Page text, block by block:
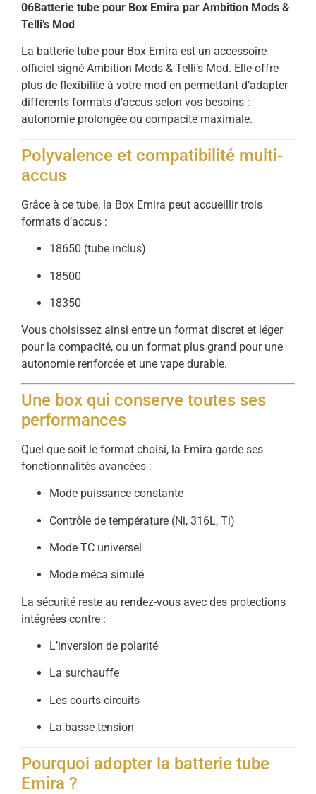
06Batterie tube pour Box Emira par Ambition Mods &
Telli’s Mod
La batterie tube pour Box Emira est un accessoire
officiel signé Ambition Mods & Telli’s Mod. Elle offre
plus de flexibilité à votre mod en permettant d’adapter
différents formats d’accus selon vos besoins :
autonomie prolongée ou compacité maximale.
Polyvalence et compatibilité multi-
accus
Grâce à ce tube, la Box Emira peut accueillir trois
formats d’accus :
18650 (tube inclus)
18500
18350
Vous choisissez ainsi entre un format discret et léger
pour la compacité, ou un format plus grand pour une
autonomie renforcée et une vape durable.
Une box qui conserve toutes ses
performances
Quel que soit le format choisi, la Emira garde ses
fonctionnalités avancées :
Mode puissance constante
Contrôle de température (Ni, 316L, Ti)
Mode TC universel
Mode méca simulé
La sécurité reste au rendez-vous avec des protections
intégrées contre :
L’inversion de polarité
La surchauffe
Les courts-circuits
La basse tension
Pourquoi adopter la batterie tube
Emira ?